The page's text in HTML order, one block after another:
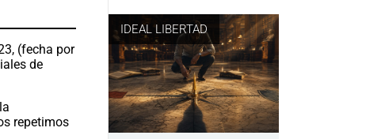
(fecha por
de
repetimos
IDEAL LIBERTAD